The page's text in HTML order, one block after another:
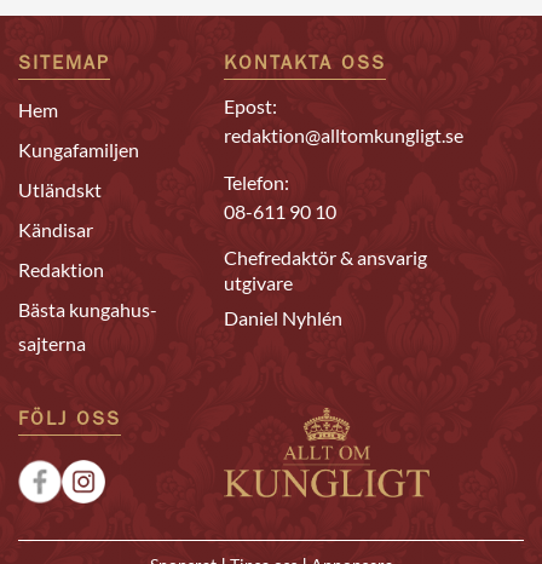
SITEMAP
Hem
Kungafamiljen
Utländskt
Kändisar
Redaktion
Bästa kungahus-
sajterna
KONTAKTA OSS
Epost:
redaktion@alltomkungligt.se
Telefon:
08-611 90 10
Chefredaktör & ansvarig
utgivare
Daniel Nyhlén
FÖLJ OSS